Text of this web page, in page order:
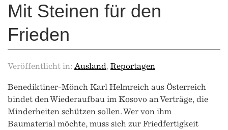
Mit Steinen für den
Frieden
Veröffentlicht in: Ausland, Reportagen
Benediktiner-Mönch Karl Helmreich aus Österreich
bindet den Wiederaufbau im Kosovo an Verträge, die
Minderheiten schützen sollen. Wer von ihm
Baumaterial möchte, muss sich zur Friedfertigkeit